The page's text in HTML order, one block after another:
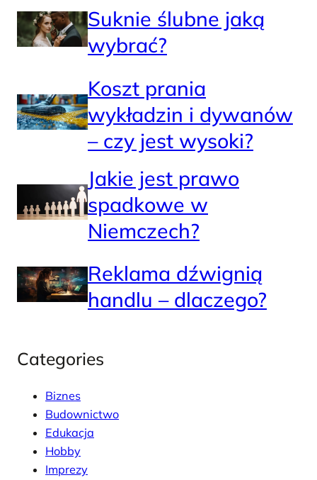
Suknie ślubne jaką
wybrać?
Koszt prania
wykładzin i dywanów
– czy jest wysoki?
Jakie jest prawo
spadkowe w
Niemczech?
Reklama dźwignią
handlu – dlaczego?
Categories
Biznes
Budownictwo
Edukacja
Hobby
Imprezy